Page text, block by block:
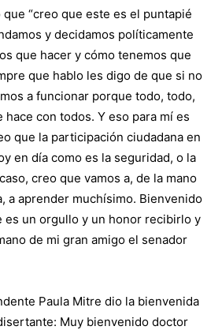
“creo que este es el puntapié
y decidamos políticamente
que hacer y cómo tenemos que
que hablo les digo de que si no
a funcionar porque todo, todo,
con todos. Y eso para mí es
que la participación ciudadana en
en día como es la seguridad, o la
creo que vamos a, de la mano
a aprender muchísimo. Bienvenido
es un orgullo y un honor recibirlo y
de mi gran amigo el senador
Paula Mitre dio la bienvenida
Muy bienvenido doctor